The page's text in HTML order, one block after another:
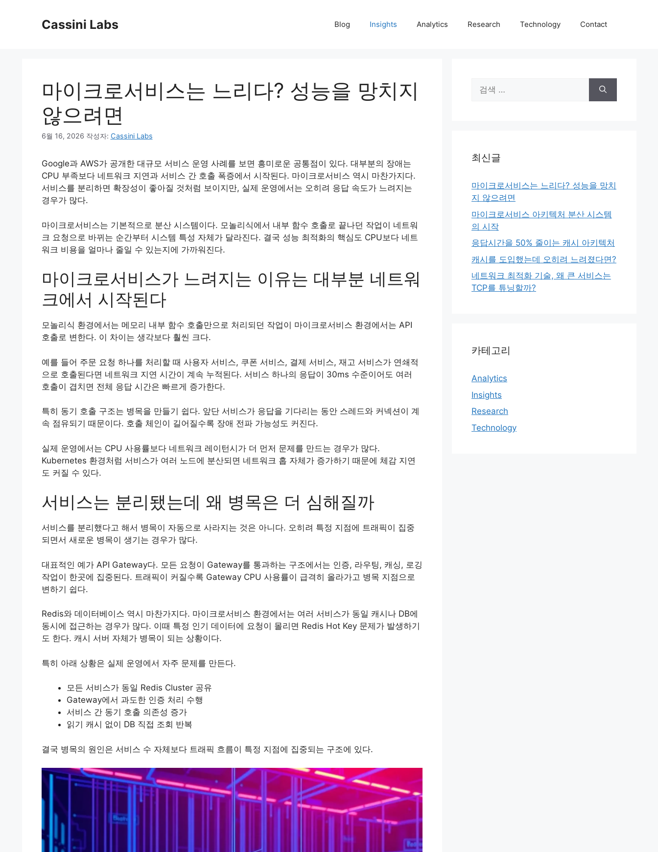
Cassini Labs Blog Insights Analytics Research Technology Contact
마이크로서비스는 느리다? 성능을 망치지
않으려면
6월 16, 2026 작성자: Cassini Labs
Google과 AWS가 공개한 대규모 서비스 운영 사례를 보면 흥미로운 공통점이 있다. 대부분의 장애는
CPU 부족보다 네트워크 지연과 서비스 간 호출 폭증에서 시작된다. 마이크로서비스 역시 마찬가지다.
서비스를 분리하면 확장성이 좋아질 것처럼 보이지만, 실제 운영에서는 오히려 응답 속도가 느려지는
경우가 많다.
마이크로서비스는 기본적으로 분산 시스템이다. 모놀리식에서 내부 함수 호출로 끝나던 작업이 네트워
크 요청으로 바뀌는 순간부터 시스템 특성 자체가 달라진다. 결국 성능 최적화의 핵심도 CPU보다 네트
워크 비용을 얼마나 줄일 수 있는지에 가까워진다.
마이크로서비스가 느려지는 이유는 대부분 네트워
크에서 시작된다
모놀리식 환경에서는 메모리 내부 함수 호출만으로 처리되던 작업이 마이크로서비스 환경에서는 API
호출로 변한다. 이 차이는 생각보다 훨씬 크다.
예를 들어 주문 요청 하나를 처리할 때 사용자 서비스, 쿠폰 서비스, 결제 서비스, 재고 서비스가 연쇄적
으로 호출된다면 네트워크 지연 시간이 계속 누적된다. 서비스 하나의 응답이 30ms 수준이어도 여러
호출이 겹치면 전체 응답 시간은 빠르게 증가한다.
특히 동기 호출 구조는 병목을 만들기 쉽다. 앞단 서비스가 응답을 기다리는 동안 스레드와 커넥션이 계
속 점유되기 때문이다. 호출 체인이 길어질수록 장애 전파 가능성도 커진다.
실제 운영에서는 CPU 사용률보다 네트워크 레이턴시가 더 먼저 문제를 만드는 경우가 많다.
Kubernetes 환경처럼 서비스가 여러 노드에 분산되면 네트워크 홉 자체가 증가하기 때문에 체감 지연
도 커질 수 있다.
서비스는 분리됐는데 왜 병목은 더 심해질까
서비스를 분리했다고 해서 병목이 자동으로 사라지는 것은 아니다. 오히려 특정 지점에 트래픽이 집중
되면서 새로운 병목이 생기는 경우가 많다.
대표적인 예가 API Gateway다. 모든 요청이 Gateway를 통과하는 구조에서는 인증, 라우팅, 캐싱, 로깅
작업이 한곳에 집중된다. 트래픽이 커질수록 Gateway CPU 사용률이 급격히 올라가고 병목 지점으로
변하기 쉽다.
Redis와 데이터베이스 역시 마찬가지다. 마이크로서비스 환경에서는 여러 서비스가 동일 캐시나 DB에
동시에 접근하는 경우가 많다. 이때 특정 인기 데이터에 요청이 몰리면 Redis Hot Key 문제가 발생하기
도 한다. 캐시 서버 자체가 병목이 되는 상황이다.
특히 아래 상황은 실제 운영에서 자주 문제를 만든다.
모든 서비스가 동일 Redis Cluster 공유
Gateway에서 과도한 인증 처리 수행
서비스 간 동기 호출 의존성 증가
읽기 캐시 없이 DB 직접 조회 반복
결국 병목의 원인은 서비스 수 자체보다 트래픽 흐름이 특정 지점에 집중되는 구조에 있다.
색:
최신글
마이크로서비스는 느리다? 성능을 망치
지 않으려면
마이크로서비스 아키텍처 분산 시스템
의 시작
응답시간을 50% 줄이는 캐시 아키텍처
캐시를 도입했는데 오히려 느려졌다면?
네트워크 최적화 기술, 왜 큰 서비스는
TCP를 튜닝할까?
카테고리
Analytics
Insights
Research
Technology